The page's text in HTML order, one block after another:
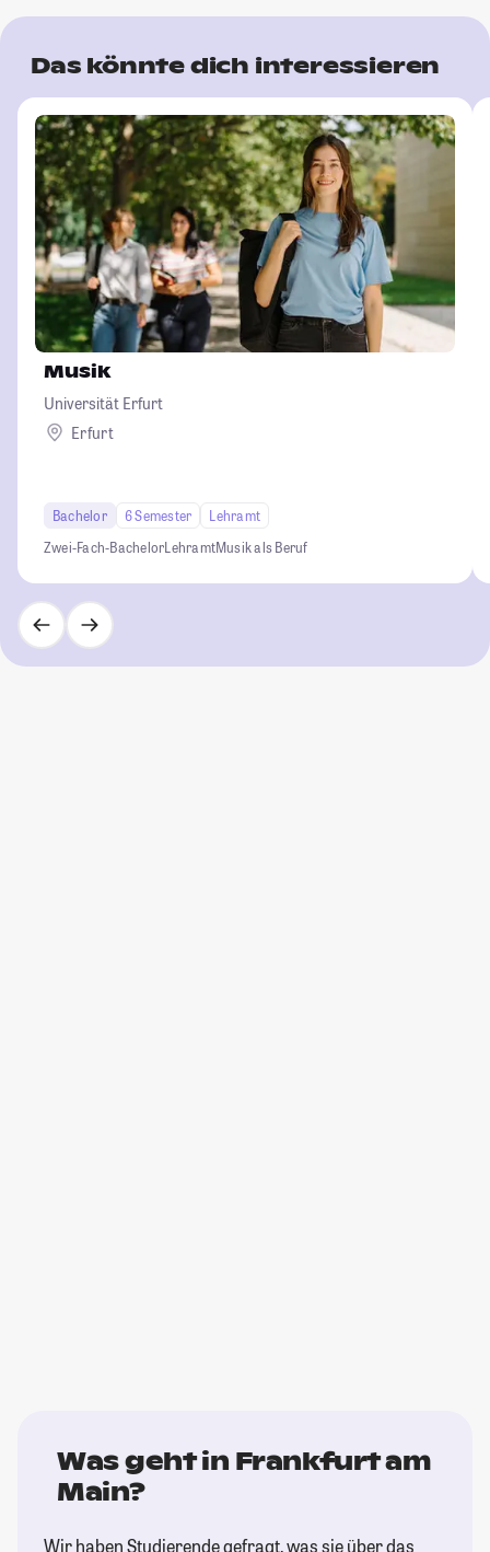
Das könnte dich interessieren
Musik
Universität Erfurt
Erfurt
Bachelor 6 Semester
Lehramt
Zwei-Fach-BachelorLehramtMusik als Beruf
Was geht in Frankfurt am
Main?
Wir haben Studierende gefragt, was sie über das